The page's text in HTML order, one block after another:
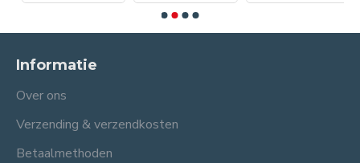
Informatie
Over ons
Verzending & verzendkosten
Betaalmethoden